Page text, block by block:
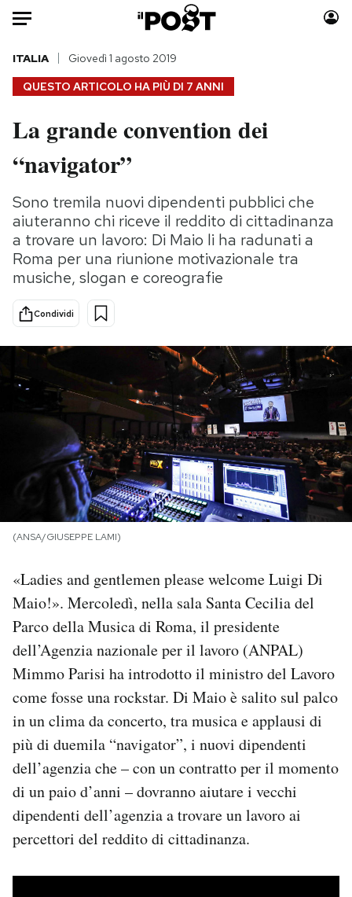
HOME
Italia
Politica
Tecnologia
Internet
Scienza
Cultura
Sport
Moda
Storie/Idee
Ok Boomer!
Media
Europa
PODCAST
NEWSLETTER
I MIEI PREFERITI
SHOP
CALENDARIO
AREA PERSONALE
Area Personale
Newsletter
Notifiche mobile
Regala il Post
Hai bisogno di aiuto?
Esci
QUESTO ARTICOLO HA PIÙ DI 7 ANNI
ITALIA Giovedì 1 agosto 2019
La grande convention dei
“navigator”
Sono tremila nuovi dipendenti pubblici che
aiuteranno chi riceve il reddito di cittadinanza
a trovare un lavoro: Di Maio li ha radunati a
Roma per una riunione motivazionale tra
musiche, slogan e coreografie
Condividi
(ANSA/GIUSEPPE LAMI)
«Ladies and gentlemen please welcome Luigi Di
Maio!». Mercoledì, nella sala Santa Cecilia del
Parco della Musica di Roma, il presidente
dell’Agenzia nazionale per il lavoro (ANPAL)
Mimmo Parisi ha introdotto il ministro del Lavoro
come fosse una rockstar. Di Maio è salito sul palco
in un clima da concerto, tra musica e applausi di
più di duemila “navigator”, i nuovi dipendenti
dell’agenzia che – con un contratto per il momento
di un paio d’anni – dovranno aiutare i vecchi
dipendenti dell’agenzia a trovare un lavoro ai
percettori del reddito di cittadinanza.